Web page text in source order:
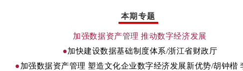
本期专题
加强数据资产管理 推动数字经济发展
●加快建设数据基础制度体系/浙江省财政厅
●加强数据资产管理 塑造文化企业数字经济发展新优势/胡钟楷